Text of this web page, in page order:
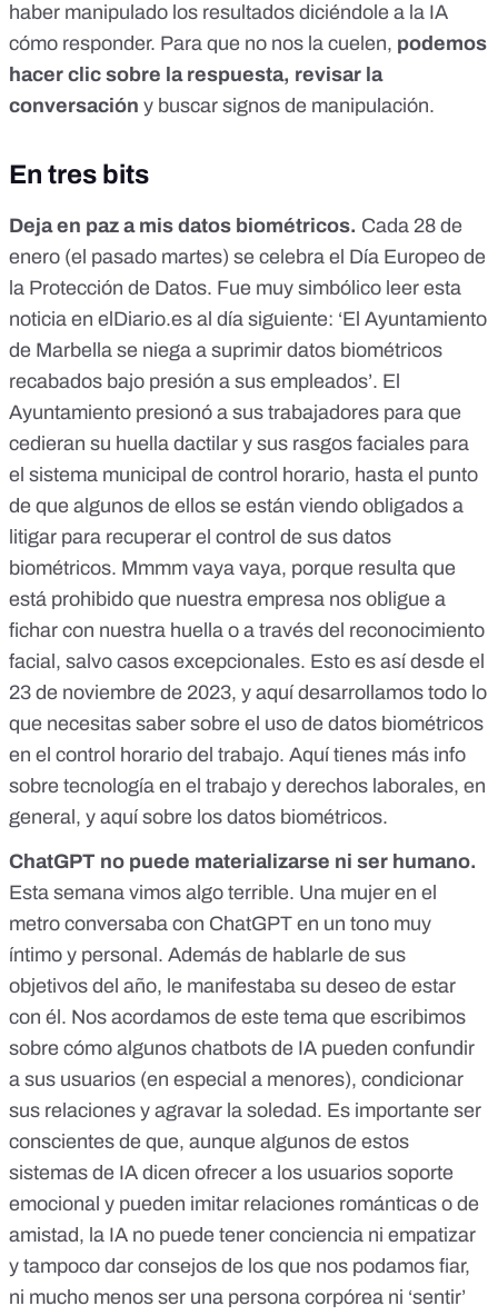
haber manipulado los resultados diciéndole a la IA
cómo responder. Para que no nos la cuelen, podemos
hacer clic sobre la respuesta, revisar la
conversación y buscar signos de manipulación.
En tres bits
Deja en paz a mis datos biométricos. Cada 28 de
enero (el pasado martes) se celebra el Día Europeo de
la Protección de Datos. Fue muy simbólico leer esta
noticia en elDiario.es al día siguiente: ‘El Ayuntamiento
de Marbella se niega a suprimir datos biométricos
recabados bajo presión a sus empleados’. El
Ayuntamiento presionó a sus trabajadores para que
cedieran su huella dactilar y sus rasgos faciales para
el sistema municipal de control horario, hasta el punto
de que algunos de ellos se están viendo obligados a
litigar para recuperar el control de sus datos
biométricos. Mmmm vaya vaya, porque resulta que
está prohibido que nuestra empresa nos obligue a
fichar con nuestra huella o a través del reconocimiento
facial, salvo casos excepcionales. Esto es así desde el
23 de noviembre de 2023, y aquí desarrollamos todo lo
que necesitas saber sobre el uso de datos biométricos
en el control horario del trabajo. Aquí tienes más info
sobre tecnología en el trabajo y derechos laborales, en
general, y aquí sobre los datos biométricos.
ChatGPT no puede materializarse ni ser humano.
Esta semana vimos algo terrible. Una mujer en el
metro conversaba con ChatGPT en un tono muy
íntimo y personal. Además de hablarle de sus
objetivos del año, le manifestaba su deseo de estar
con él. Nos acordamos de este tema que escribimos
sobre cómo algunos chatbots de IA pueden confundir
a sus usuarios (en especial a menores), condicionar
sus relaciones y agravar la soledad. Es importante ser
conscientes de que, aunque algunos de estos
sistemas de IA dicen ofrecer a los usuarios soporte
emocional y pueden imitar relaciones románticas o de
amistad, la IA no puede tener conciencia ni empatizar
y tampoco dar consejos de los que nos podamos fiar,
ni mucho menos ser una persona corpórea ni ‘sentir’